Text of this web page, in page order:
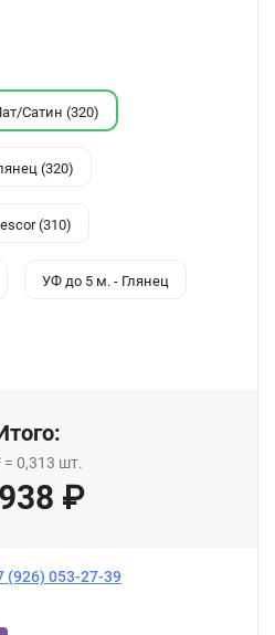
Сатин (320)
(320)
(310)
УФ до 5 м. - Глянец
= 0,313 шт.
₽
(926) 053-27-39